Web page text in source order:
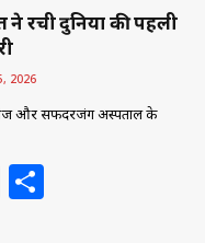
ने रची दुनिया की पहली
2026
और सफदरजंग अस्पताल के
E